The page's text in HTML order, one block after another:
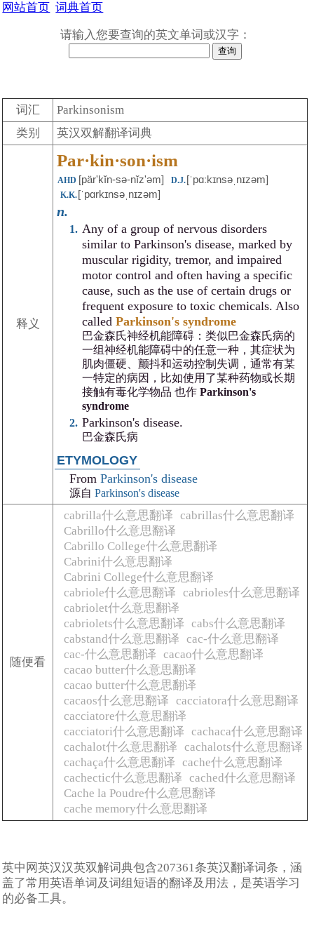
网站首页 词典首页
请输入您要查询的英文单词或汉字：
词汇
Parkinsonism
类别
英汉双解翻译词典
释义
Par·kin·son·ism
AHD [pärʹkĭn-sə-nĭz'əm] D.J.[ˈpɑːkɪnsəˌnɪzəm]
K.K.[ˈpɑrkɪnsəˌnɪzəm]
n.
Any of a group of nervous disorders
similar to Parkinson's disease, marked by
muscular rigidity, tremor, and impaired
motor control and often having a specific
cause, such as the use of certain drugs or
frequent exposure to toxic chemicals. Also
called Parkinson's syndrome
巴金森氏神经机能障碍：类似巴金森氏病的
一组神经机能障碍中的任意一种，其症状为
肌肉僵硬、颤抖和运动控制失调，通常有某
一特定的病因，比如使用了某种药物或长期
接触有毒化学物品 也作 Parkinson's
syndrome
Parkinson's disease.
巴金森氏病
ETYMOLOGY
From Parkinson's disease
源自 Parkinson's disease
随便看
cabrilla什么意思翻译 cabrillas什么意思翻译
Cabrillo什么意思翻译
Cabrillo College什么意思翻译
Cabrini什么意思翻译
Cabrini College什么意思翻译
cabriole什么意思翻译 cabrioles什么意思翻译
cabriolet什么意思翻译
cabriolets什么意思翻译 cabs什么意思翻译
cabstand什么意思翻译 cac-什么意思翻译
cac-什么意思翻译 cacao什么意思翻译
cacao butter什么意思翻译
cacao butter什么意思翻译
cacaos什么意思翻译 cacciatora什么意思翻译
cacciatore什么意思翻译
cacciatori什么意思翻译 cachaca什么意思翻译
cachalot什么意思翻译 cachalots什么意思翻译
cachaça什么意思翻译 cache什么意思翻译
cachectic什么意思翻译 cached什么意思翻译
Cache la Poudre什么意思翻译
cache memory什么意思翻译
英中网英汉汉英双解词典包含207361条英汉翻译词条，涵
盖了常用英语单词及词组短语的翻译及用法，是英语学习
的必备工具。